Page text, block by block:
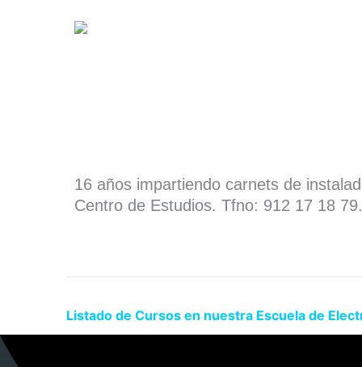
16 años impartiendo carnets de
Centro de Estudios. Tfno: 912 17 18 79.
Listado de Cursos en nuestra Escuela de